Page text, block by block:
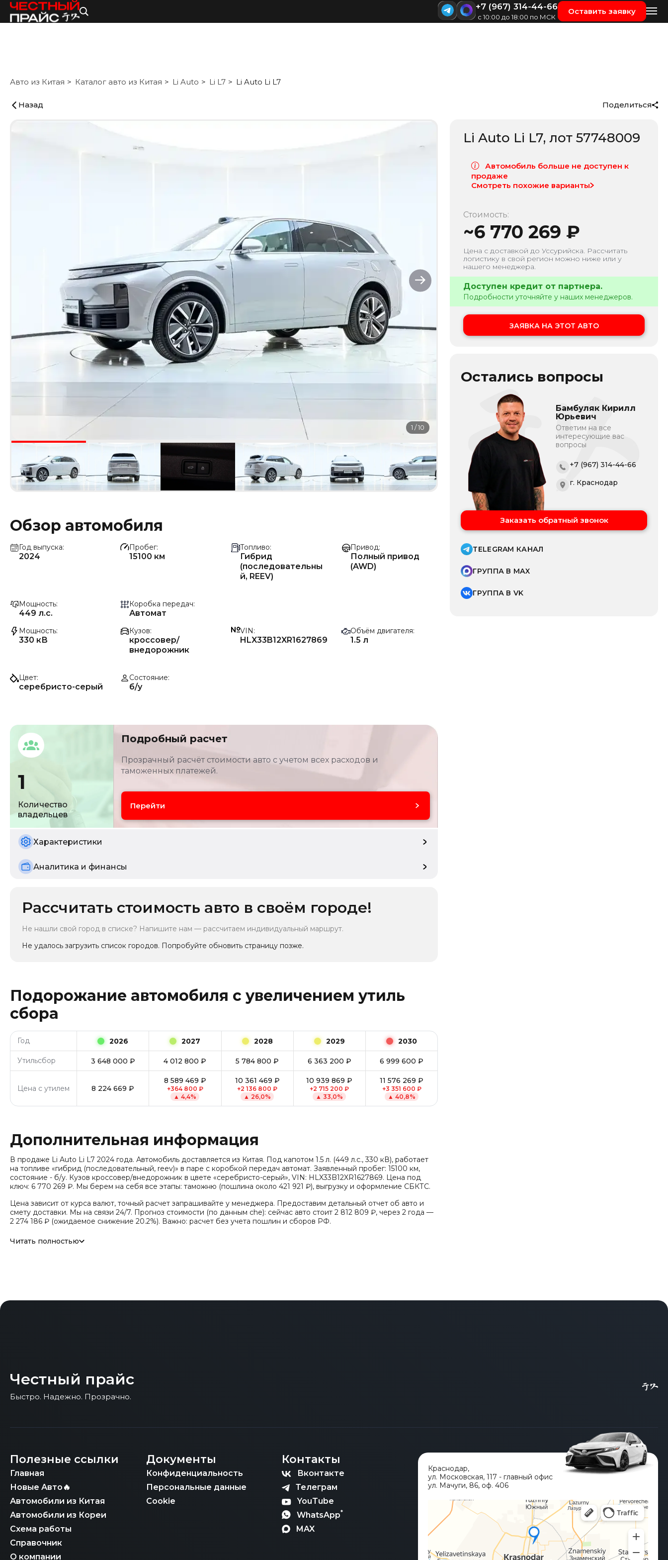
+7 (967) 314-44-66
с 10:00 до 18:00 по МСК
Оставить заявку
Авто из Китая Каталог авто из Китая Li Auto Li L7 Li Auto Li L7
Назад Поделиться
1 /10
Обзор автомобиля
Год выпуска
2024
Пробег
15100 км
Топливо
Гибрид
(последовательны
й, REEV)
Привод
Полный привод
(AWD)
Мощность
449 л.с.
Коробка передач
Автомат
Мощность
330 кВ
Кузов
кроссовер/
внедорожник
VIN
HLX33B12XR1627869
Объём двигателя
1.5 л
Цвет
серебристо-серый
Состояние
б/у
1
Количество
владельцев
Подробный расчет
Прозрачный расчёт стоимости авто с учетом всех расходов и
таможенных платежей.
Перейти
Характеристики
Аналитика и финансы
Рассчитать стоимость авто в своём городе!
Не нашли свой город в списке? Напишите нам — рассчитаем индивидуальный маршрут.
Не удалось загрузить список городов. Попробуйте обновить страницу позже.
Подорожание автомобиля с увеличением утиль
сбора
Год 2026 2027 2028 2029 2030
Утильсбор 3 648 000 ₽ 4 012 800 ₽ 5 784 800 ₽ 6 363 200 ₽ 6 999 600 ₽
Цена с утилем 8 224 669 ₽
8 589 469 ₽
+364 800 ₽
▲4,4%
10 361 469 ₽
+2 136 800 ₽
▲ 26,0%
10 939 869 ₽
+2 715 200 ₽
▲33,0%
11 576 269 ₽
+3 351 600 ₽
▲40,8%
Дополнительная информация
В продаже Li Auto Li L7 2024 года. Автомобиль доставляется из Китая. Под капотом 1.5 л. (449 л.с., 330 кВ), работает
на топливе «гибрид (последовательный, reev)» в паре с коробкой передач автомат. Заявленный пробег: 15100 км,
состояние - б/у. Кузов кроссовер/внедорожник в цвете «серебристо-серый», VIN: HLX33B12XR1627869. Цена под
ключ: 6 770 269 ₽. Мы берем на себя все этапы: таможню (пошлина около 421 921 ₽), выгрузку и оформление СБКТС.
Цена зависит от курса валют, точный расчет запрашивайте у менеджера. Предоставим детальный отчет об авто и
смету доставки. Мы на связи 24/7. Прогноз стоимости (по данным che): сейчас авто стоит 2 812 809 ₽, через 2 года —
2 274 186 ₽ (ожидаемое снижение 20.2%). Важно: расчет без учета пошлин и сборов РФ.
Модель относится к классу «Средний-большой внедорожник (SUV)» (эко-стандарт Китай VI), заводская гарантия - 5
дисплей (HUD), Встроенный видеорегистратор.
Читать полностью
Li Auto Li L7, лот57748009
Автомобиль больше не доступен к
продаже
Смотреть похожие варианты
Стоимость:
~6 770 269 ₽
Цена с доставкой до Уссурийска. Рассчитать
логистику в свой регион можно ниже или у
нашего менеджера.
Доступен кредит от партнера.
Подробности уточняйте у наших менеджеров.
ЗАЯВКА НА ЭТОТ АВТО
Остались вопросы
Бамбуляк Кирилл
Юрьевич
Ответим на все
интересующие вас
вопросы
+7 (967) 314-44-66
г. Краснодар
Заказать обратный звонок
TELEGRAM КАНАЛ
ГРУППА В MAX
ГРУППА В VK
Честный прайс
Быстро. Надежно. Прозрачно.
Полезные ссылки
Главная
Новые Авто🔥
Автомобили из Китая
Автомобили из Кореи
Схема работы
Справочник
О компании
Документы
Конфиденциальность
Персональные данные
Cookie
Контакты
Вконтакте
Телеграм
YouTube
WhatsApp*
MAX
Краснодар,
ул. Московская, 117 - главный офис
ул. Мачуги, 86, оф. 406